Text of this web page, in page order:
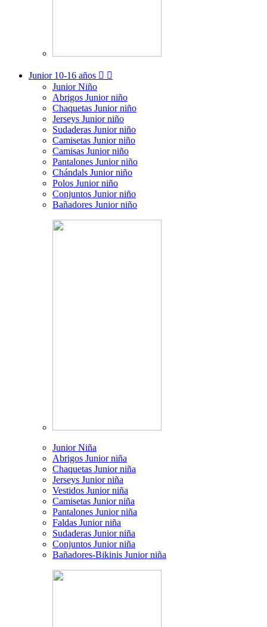
Junior 10-16 años  
Junior Niño
Abrigos Junior niño
Chaquetas Junior niño
Jerseys Junior niño
Sudaderas Junior niño
Camisetas Junior niño
Camisas Junior niño
Pantalones Junior niño
Chándals Junior niño
Polos Junior niño
Conjuntos Junior niño
Bañadores Junior niño
Junior Niña
Abrigos Junior niña
Chaquetas Junior niña
Jerseys Junior niña
Vestidos Junior niña
Camisetas Junior niña
Pantalones Junior niña
Faldas Junior niña
Sudaderas Junior niña
Conjuntos Junior niña
Bañadores-Bikinis Junior niña